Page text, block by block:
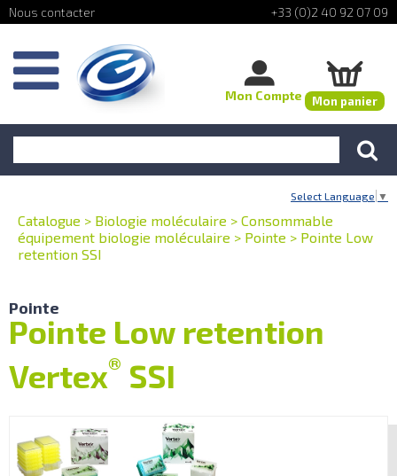
+33 (0)2 40 92 07 09
Mon Compte Mon panier
Select Language ▼
Catalogue > Biologie moléculaire > Consommable
équipement biologie moléculaire > Pointe > Pointe Low
retention SSI
Pointe
Pointe Low retention
Vertex® SSI